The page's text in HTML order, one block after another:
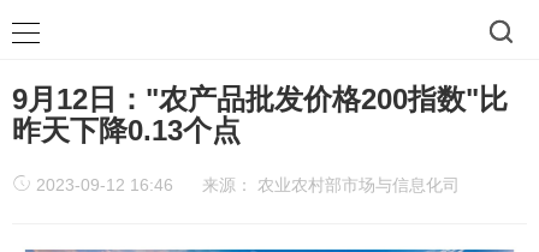
9月12日："农产品批发价格200指数"比
昨天下降0.13个点
2023-09-12 16:46 来源： 农业农村部市场与信息化司